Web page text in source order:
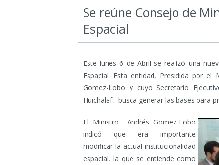
Se reúne Consejo de
Espacial
Este lunes 6 de Abril se realizó una
Espacial. Esta entidad, Presidida por
Gomez-Lobo y cuyo Secretario
Huichalaf, busca generar las bases para
El Ministro Andrés Gomez-Lobo
indicó que era importante
modificar la actual institucionalidad
espacial, la que se entiende como